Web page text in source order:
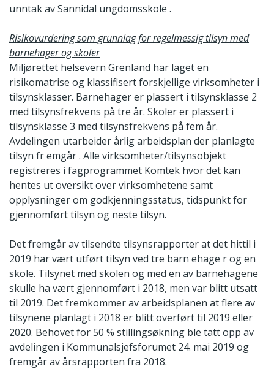
unntak av Sannidal ungdomsskole .
Risikovurdering som grunnlag for regelmessig tilsyn med
barnehager og skoler
Miljørettet helsevern Grenland har laget en
risikomatrise og klassifisert forskjellige virksomheter i
tilsynsklasser. Barnehager er plassert i tilsynsklasse 2
med tilsynsfrekvens på tre år. Skoler er plassert i
tilsynsklasse 3 med tilsynsfrekvens på fem år.
Avdelingen utarbeider årlig arbeidsplan der planlagte
tilsyn fr emgår . Alle virksomheter/tilsynsobjekt
registreres i fagprogrammet Komtek hvor det kan
hentes ut oversikt over virksomhetene samt
opplysninger om godkjenningsstatus, tidspunkt for
gjennomført tilsyn og neste tilsyn.
Det fremgår av tilsendte tilsynsrapporter at det hittil i
2019 har vært utført tilsyn ved tre barn ehage r og en
skole. Tilsynet med skolen og med en av barnehagene
skulle ha vært gjennomført i 2018, men var blitt utsatt
til 2019. Det fremkommer av arbeidsplanen at flere av
tilsynene planlagt i 2018 er blitt overført til 2019 eller
2020. Behovet for 50 % stillingsøkning ble tatt opp av
avdelingen i Kommunalsjefsforumet 24. mai 2019 og
fremgår av årsrapporten fra 2018.